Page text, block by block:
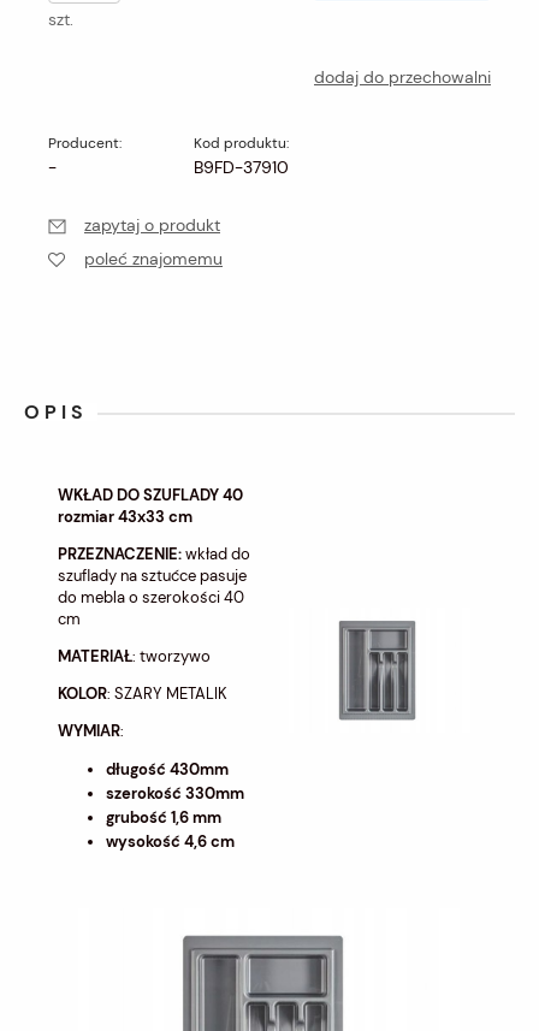
szt.
dodaj do przechowalni
Producent:
-
Kod produktu:
B9FD-37910
zapytaj o produkt
poleć znajomemu
OPIS
WKŁAD DO SZUFLADY 40
rozmiar 43x33 cm
PRZEZNACZENIE:wkład do
szuflady na sztućce pasuje
do mebla o szerokości 40
cm
MATERIAŁ: tworzywo
KOLOR: SZARY METALIK
WYMIAR:
długość 430mm
szerokość 330mm
grubość 1,6 mm
wysokość 4,6 cm